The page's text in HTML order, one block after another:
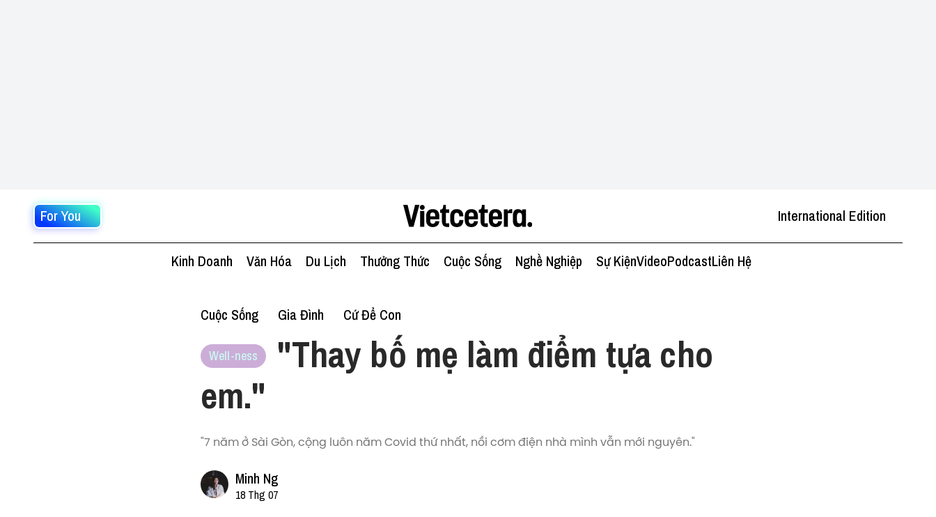
For You International Edition
Kinh Doanh Văn Hóa Du Lịch Thưởng Thức Cuộc Sống Nghề Nghiệp Sự KiệnVideoPodcastLiên Hệ
Cuộc Sống Gia Đình Cứ Để Con
Well-ness
"Thay bố mẹ làm điểm tựa cho
em."
"7 năm ở Sài Gòn, cộng luôn năm Covid thứ nhất, nồi cơm điện nhà mình vẫn mới nguyên."
Minh Ng
18 Thg 07